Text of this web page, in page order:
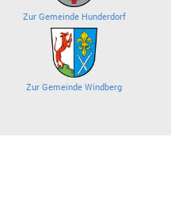
Zur Gemeinde Hunderdorf
Zur Gemeinde Windberg